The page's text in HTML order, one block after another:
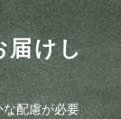
届けし
配慮が必要